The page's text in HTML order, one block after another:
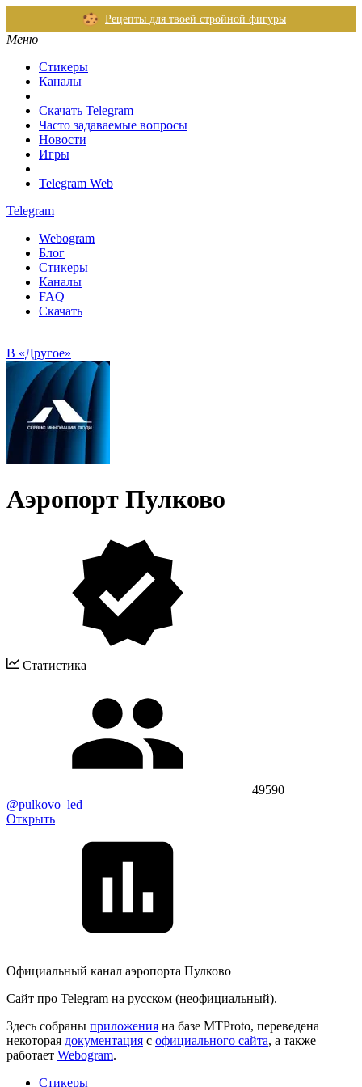
Рецепты для твоей стройной фигуры
Меню
Стикеры
Каналы
Скачать Telegram
Часто задаваемые вопросы
Новости
Игры
Telegram Web
Telegram
Webogram
Блог
Стикеры
Каналы
FAQ
Скачать
В «Другое»
Аэропорт Пулково
Статистика
49590
@pulkovo_led
Открыть
Официальный канал аэропорта Пулково
Сайт про Telegram на русском (неофициальный).
Здесь собраны приложения на базе MTProto, переведена
некоторая документация с официального сайта, а также
работает Webogram.
Стикеры